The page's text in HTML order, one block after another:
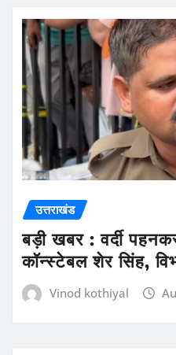
उत्तराखंड
बड़ी खबर : वर्दी
कॉन्स्टेबल शेर सिंह,
Vinod kothiyal